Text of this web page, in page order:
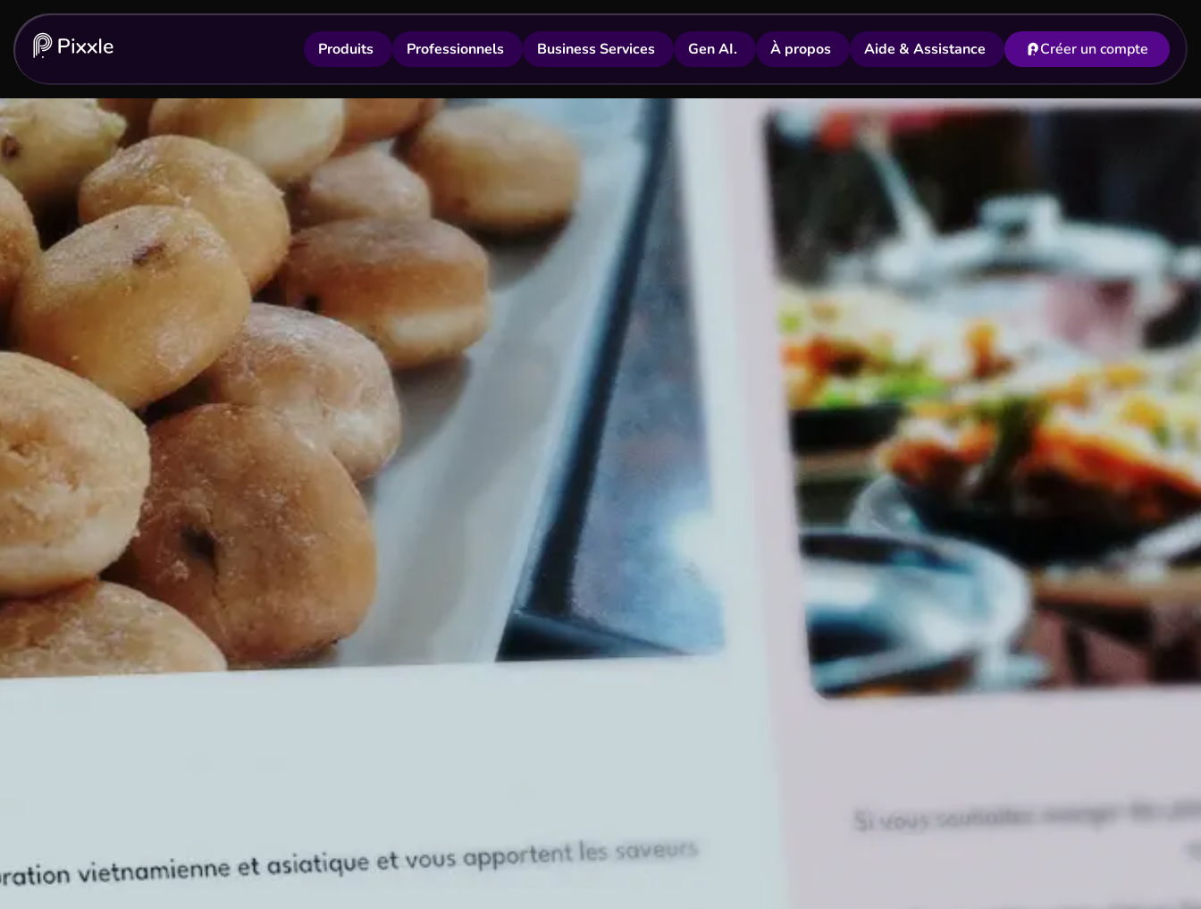
Produits Professionnels Business Services Gen AI. À propos Aide & Assistance Créer un compte